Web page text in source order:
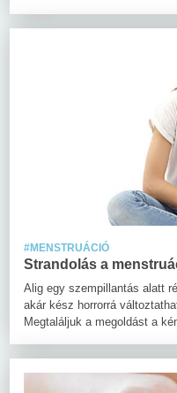
#MENSTRUÁCIÓ
Strandolás a
Alig egy szempillantás alatt
akár kész horrorrá
Megtaláljuk a megoldást a